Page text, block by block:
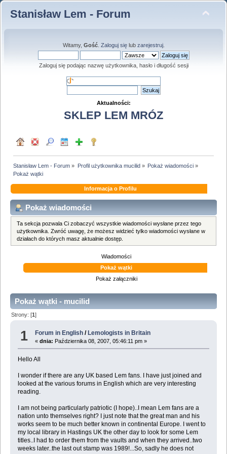
Stanisław Lem - Forum
Witamy, Gość. Zaloguj sięlub zarejestruj.
Zaloguj się podając nazwę użytkownika, hasło i długość sesji
Aktualności:
SKLEP LEM MRÓZ
Stanisław Lem - Forum » Profil użytkownika mucilid» Pokaż wiadomości»
Pokaż wątki
Informacja o Profilu
Pokaż wiadomości
Ta sekcja pozwala Ci zobaczyć wszystkie wiadomości wysłane przez tego
użytkownika. Zwróć uwagę, że możesz widzieć tylko wiadomości wysłane w
działach do których masz aktualnie dostęp.
Wiadomości
Pokaż wątki
Pokaż załączniki
Pokaż wątki - mucilid
Strony: [1]
1 Forum in English / Lemologists in Britain
«dnia: Października 08, 2007, 05:46:11 pm »
Hello All
I wonder if there are any UK based Lem fans. I have just joined and
looked at the various forums in English which are very interesting
reading.
I am not being particularly patriotic (I hope)..I mean Lem fans are a
nation unto themselves right? I just note that the great man and his
works seem to be much better known in continental Europe. I went to
my local library in Hastings UK the other day to look for some Lem
titles..I had to order them from the vaults and when they arrived..two
weeks later..the last out stamp was 1989!...So, sadly he does not